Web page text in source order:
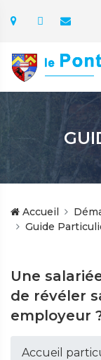
Accueil
Guide
Une
de révéler
employeur
Accueil